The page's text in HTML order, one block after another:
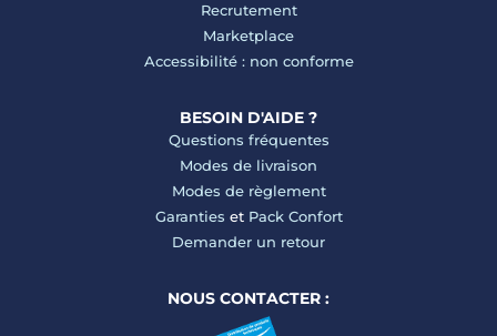
Recrutement
Marketplace
Accessibilité : non conforme
BESOIN D'AIDE ?
Questions fréquentes
Modes de livraison
Modes de règlement
Garanties et Pack Confort
Demander un retour
NOUS CONTACTER :